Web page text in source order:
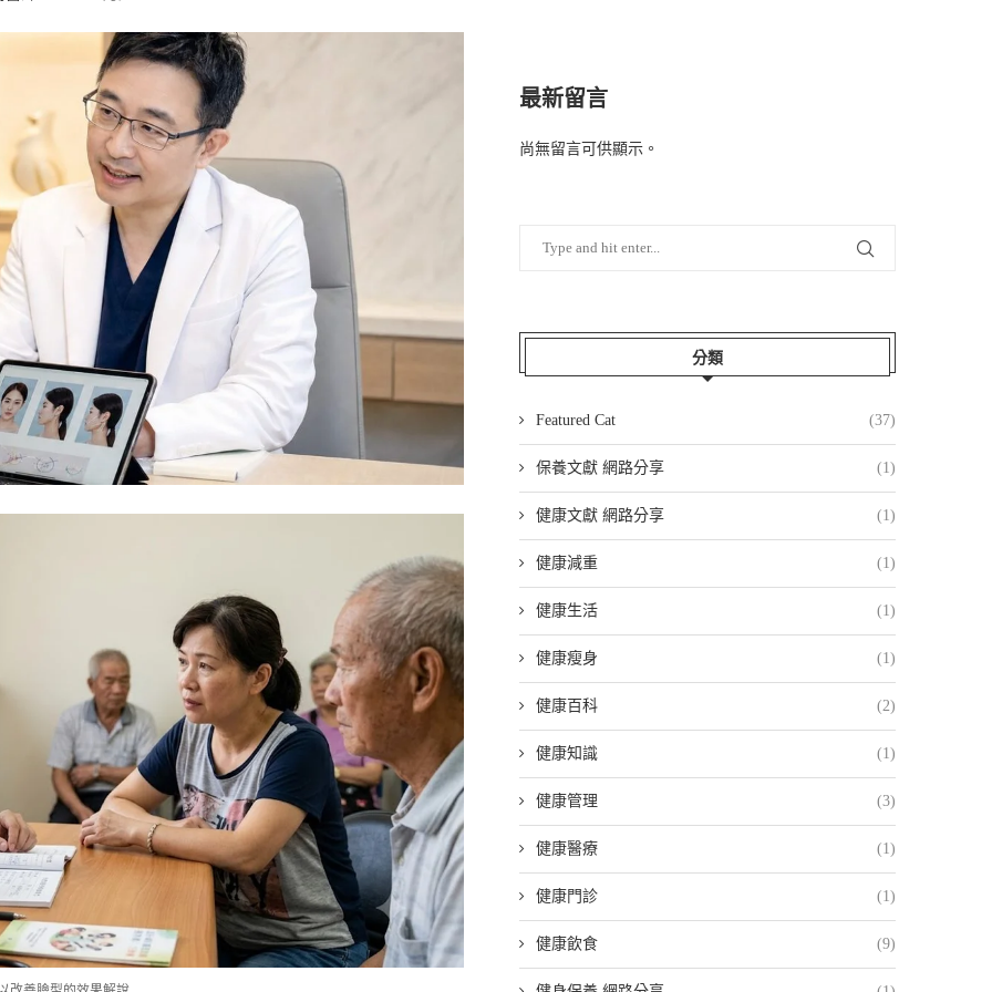
最新留言
尚無留言可供顯示。
分類
Featured Cat (37)
保養文獻 網路分享 (1)
健康文獻 網路分享 (1)
健康減重 (1)
健康生活 (1)
健康瘦身 (1)
健康百科 (2)
健康知識 (1)
健康管理 (3)
健康醫療 (1)
健康門診 (1)
健康飲食 (9)